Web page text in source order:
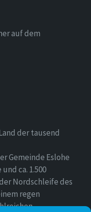
auf dem
der tausend
Gemeinde Eslohe
ca. 1.500
Nordschleife des
regen